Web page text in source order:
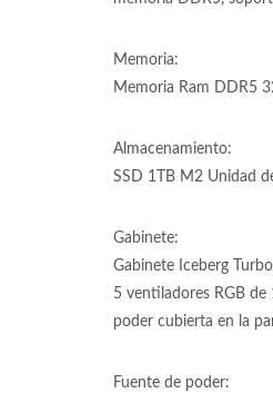
Memoria:
Memoria Ram DDR5
Almacenamiento:
SSD 1TB M2 Unidad
Gabinete:
Gabinete Iceberg
5 ventiladores RGB
poder cubierta en la
Fuente de poder: